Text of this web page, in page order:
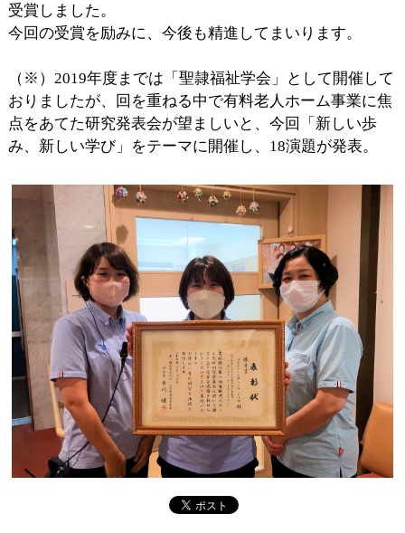
受賞しました。
今回の受賞を励みに、今後も精進してまいります。
（※）2019年度までは「聖隷福祉学会」として開催して
おりましたが、回を重ねる中で有料老人ホーム事業に焦
点をあてた研究発表会が望ましいと、今回「新しい歩
み、新しい学び」をテーマに開催し、18演題が発表。